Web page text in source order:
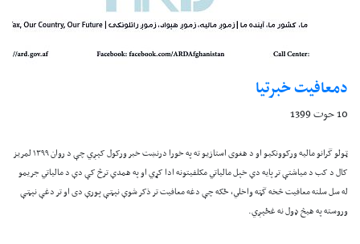
دمعافیت خبرتیا
10 حوت 1399
ټولو گرانو ماليه ورکوونکيو او د هغوی استازيو ته په خورا درنښت خبر ورکول کېږي چې د روان ۱۳۹۹ لمريز
کال د کب د مياشتې تر پايه دې خپل مالياتي مکلفيتونه ادا کړي او په همدې ترڅ کې دې د مالياتي جريمو
له سل سلنه معافيت څخه گټه واخلي، ځکه چې دغه معافيت تر ذکر شوې نېټې پورې دی او تر دغې نېټې
وروسته په هيڅ ډول نه غځېږي.